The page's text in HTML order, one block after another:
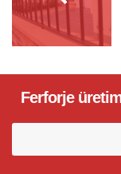
Ferforje